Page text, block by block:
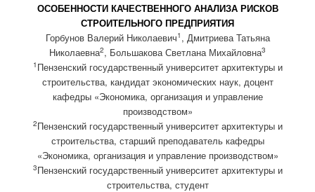
ОСОБЕННОСТИ КАЧЕСТВЕННОГО АНАЛИЗА РИСКОВ
СТРОИТЕЛЬНОГО ПРЕДПРИЯТИЯ
Горбунов Валерий Николаевич1 , Дмитриева Татьяна
Николаевна2, Большакова Светлана Михайловна3
1 Пензенский государственный университет архитектуры и
строительства, кандидат экономических наук, доцент
кафедры «Экономика, организация и управление
производством»
2Пензенский государственный университет архитектуры и
строительства, старший преподаватель кафедры
«Экономика, организация и управление производством»
3Пензенский государственный университет архитектуры и
строительства, студент